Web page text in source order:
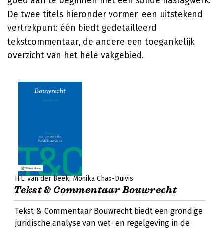
De twee titels hieronder vormen een uitstekend
vertrekpunt: één biedt gedetailleerd
tekstcommentaar, de andere een toegankelijk
overzicht van het hele vakgebied.
H.L. van der Beek Monika Chao-Duivis
Tekst & Commentaar Bouwrecht
Tekst & Commentaar Bouwrecht biedt een grondige
juridische analyse van wet- en regelgeving in de